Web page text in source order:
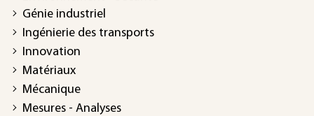
Génie industriel
Ingénierie des transports
Innovation
Matériaux
Mécanique
Mesures - Analyses